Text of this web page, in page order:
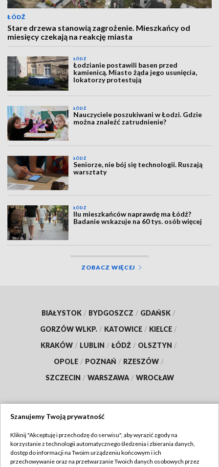
ŁÓDŹ
Stare drzewa stanowią zagrożenie. Mieszkańcy od
miesięcy czekają na reakcję miasta
ŁÓDŹ
Łodzianie postawili basen przed
kamienicą. Miasto żąda jego usunięcia,
lokatorzy protestują
ŁÓDŹ
Nauczyciele poszukiwani w Łodzi. Gdzie
można znaleźć zatrudnienie?
ŁÓDŹ
Seniorze, nie bój się technologii. Ruszają
warsztaty
ŁÓDŹ
Ilu mieszkańców naprawdę ma Łódź?
Badanie wskazuje na 60 tys. osób więcej
ZOBACZ WIĘCEJ
BIAŁYSTOK / BYDGOSZCZ / GDAŃSK /
GORZÓW WLKP. / KATOWICE / KIELCE /
KRAKÓW / LUBLIN / ŁÓDŹ / OLSZTYN /
OPOLE / POZNAŃ / RZESZÓW /
SZCZECIN / WARSZAWA / WROCŁAW
TVP
Abonament TVP
Regulamin TVP
Szanujemy Twoją prywatność
Kliknij "Akceptuję i przechodzę do serwisu", aby wyrazić zgody na
korzystanie z technologii automatycznego śledzenia i zbierania danych,
dostęp do informacji na Twoim urządzeniu końcowym i ich
przechowywanie oraz na przetwarzanie Twoich danych osobowych przez